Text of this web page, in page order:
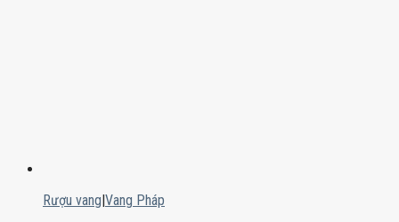
Rượu vang|Vang Pháp